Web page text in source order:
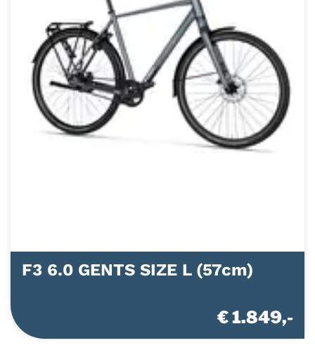
F3 6.0 GENTS SIZE L (57cm)
€ 1.849,-